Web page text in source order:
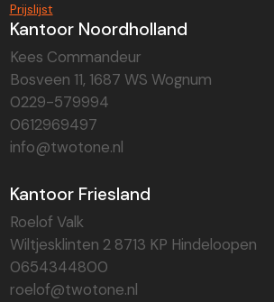
Prijslijst
Kantoor Noordholland
Kees Commandeur
Bosveen 11, 1687 WS Wognum
0229-579994
0612969497
info@twotone.nl
Kantoor Friesland
Roelof Valk
Wiltjesklinten 2 8713 KP Hindeloopen
0654344800
roelof@twotone.nl